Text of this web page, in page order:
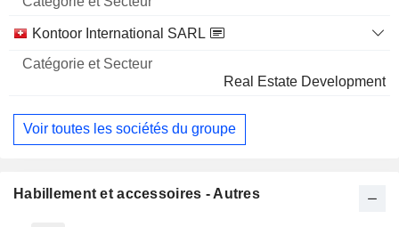
Nom
Secteur
Kontoor International SARL
Real Estate Development
Voir toutes les sociétés du groupe
Habillement et accessoires - Autres